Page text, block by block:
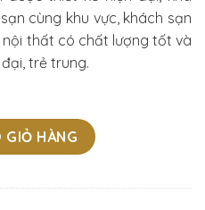
cùng khu vực, khách sạn
thất có chất lượng tốt và
trẻ trung.
GIỎ HÀNG